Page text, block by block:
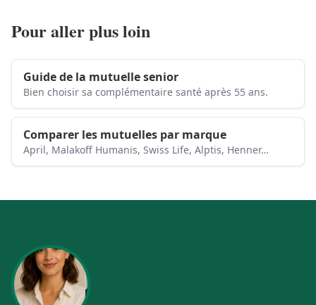
Pour aller plus loin
Guide de la mutuelle senior
Bien choisir sa complémentaire santé après 55 ans.
Comparer les mutuelles par marque
April, Malakoff Humanis, Swiss Life, Alptis, Henner…